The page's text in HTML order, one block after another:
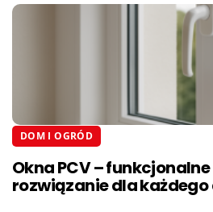
DOM I OGRÓD
Okna PCV –
rozwiązanie dla